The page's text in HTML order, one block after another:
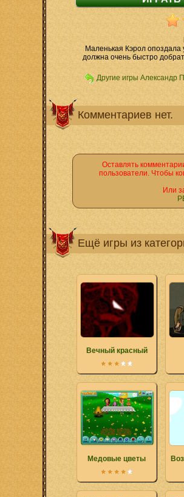
Маленькая Кэрол
должна очень быстро
Другие игры Александр
Комментариев нет.
Оставлять
пользователи. Чтобы
Или
Ещё игры из
Вечный красный
Медовые цветы